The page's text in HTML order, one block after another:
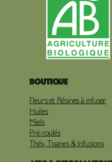
Boutique
Fleurs et Résines à infuser
Huiles
Miels
Pré-roulés
Thés, Tisanes & Infusions